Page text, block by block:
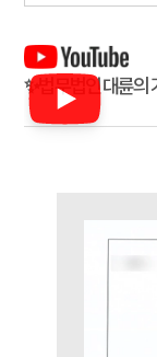
✨법무법인 대륜의